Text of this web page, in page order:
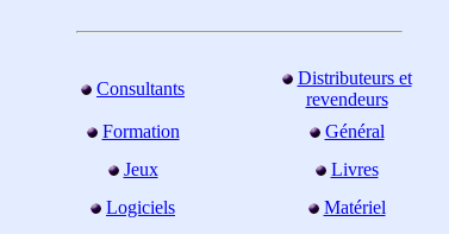
Consultants
Distributeurs et
revendeurs
Formation
Général
Jeux
Livres
Logiciels
Matériel